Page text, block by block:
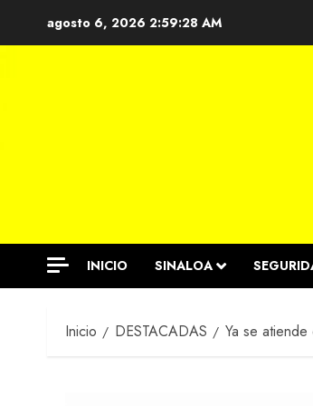
agosto 6, 2026 2:59:29 AM
INICIO SINALOA
Inicio DESTACADAS Ya se